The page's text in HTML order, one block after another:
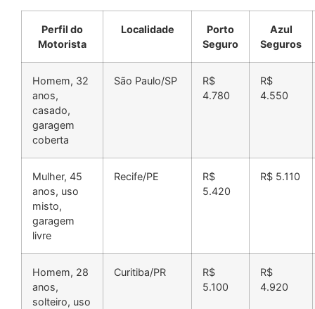
Perfil do
Motorista
Localidade
Porto
Seguro
Azul
Seguros
Homem, 32
anos,
casado,
garagem
coberta
São Paulo/SP
R$
4.780
R$
4.550
Mulher, 45
anos, uso
misto,
garagem
livre
Recife/PE
R$
5.420
R$ 5.110
Homem, 28
anos,
solteiro, uso
Curitiba/PR
R$
5.100
R$
4.920